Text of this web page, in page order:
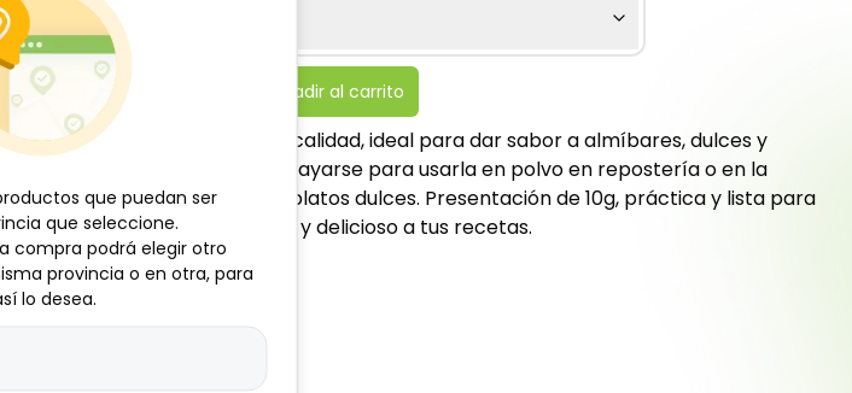
Especificaciones
Añadir al carrito
Canela en ramas de alta calidad, ideal para dar sabor a almíbares, dulces y
postres. También puede rayarse para usarla en polvo en repostería o en la
preparación de diversos platos dulces. Presentación de 10g, práctica y lista para
darle un toque aromático y delicioso a tus recetas.
que puedan ser
que seleccione.
compra podrá elegir otro
provincia o en otra, para
lo desea.
que puedan ser
que seleccione.
compra podrá elegir otro
provincia o en otra, para
lo desea.